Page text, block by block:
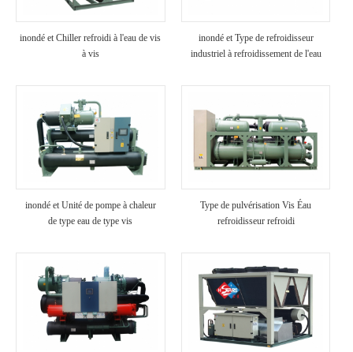
inondé et Chiller refroidi à l'eau de vis
à vis
inondé et Type de refroidisseur
industriel à refroidissement de l'eau
inondé et Unité de pompe à chaleur
de type eau de type vis
Type de pulvérisation Vis Éau
refroidisseur refroidi